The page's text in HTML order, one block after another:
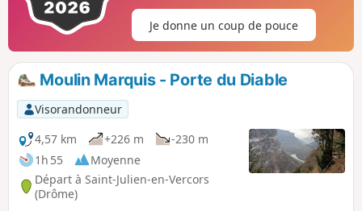
Je donne un coup de pouce
Moulin Marquis - Porte du Diable
Visorandonneur
4,57 km
+226 m
-230 m
1h 55
Moyenne
Départ à Saint-Julien-en-Vercors
(Drôme)